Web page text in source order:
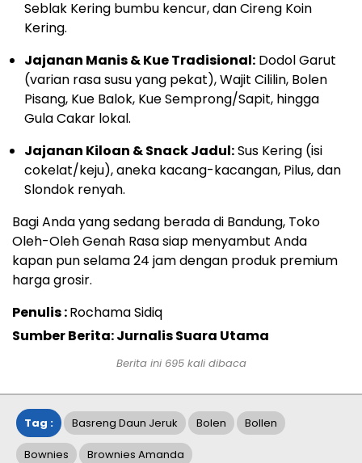
Seblak Kering bumbu kencur, dan Cireng Koin
Kering.
Jajanan Manis & Kue Tradisional: Dodol Garut
(varian rasa susu yang pekat), Wajit Cililin, Bolen
Pisang, Kue Balok, Kue Semprong/Sapit, hingga
Gula Cakar lokal.
Jajanan Kiloan & Snack Jadul:Sus Kering (isi
cokelat/keju), aneka kacang-kacangan, Pilus, dan
Slondok renyah.
Bagi Anda yang sedang berada di Bandung, Toko
Oleh-Oleh Genah Rasa siap menyambut Anda
kapan pun selama 24 jam dengan produk premium
harga grosir.
Penulis :Rochama Sidiq
Sumber Berita: Jurnalis Suara Utama
Berita ini 695kali dibaca
Tag : Basreng Daun Jeruk Bolen Bollen
Bownies Brownies Amanda